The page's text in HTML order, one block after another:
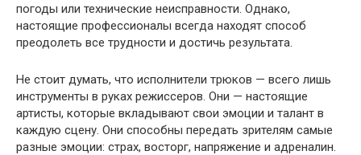
погоды или технические неисправности. Однако,
настоящие профессионалы всегда находят способ
преодолеть все трудности и достичь результата.
Не стоит думать, что исполнители трюков — всего лишь
инструменты в руках режиссеров. Они — настоящие
артисты, которые вкладывают свои эмоции и талант в
каждую сцену. Они способны передать зрителям самые
разные эмоции: страх, восторг, напряжение и адреналин.